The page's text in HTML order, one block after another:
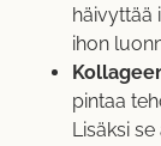
häivyttää
ihon
pintaa
Lisäksi